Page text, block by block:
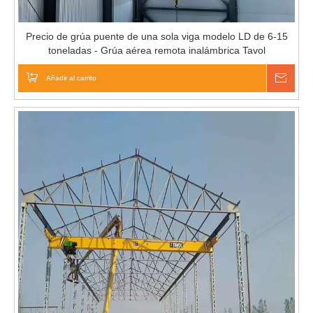
Precio de grúa puente de una sola viga modelo LD de 6-15
toneladas - Grúa aérea remota inalámbrica Tavol
Añadir al carrito